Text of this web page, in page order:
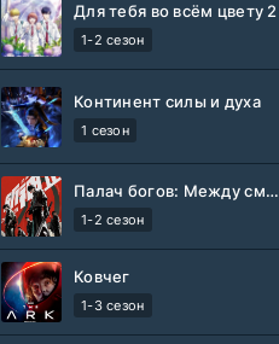
Для тебя во всём цвету 2
1-2 сезон
Континент силы и духа
1 сезон
Палач богов: Между смертным и божественным царством 2
1-2 сезон
Ковчег
1-3 сезон